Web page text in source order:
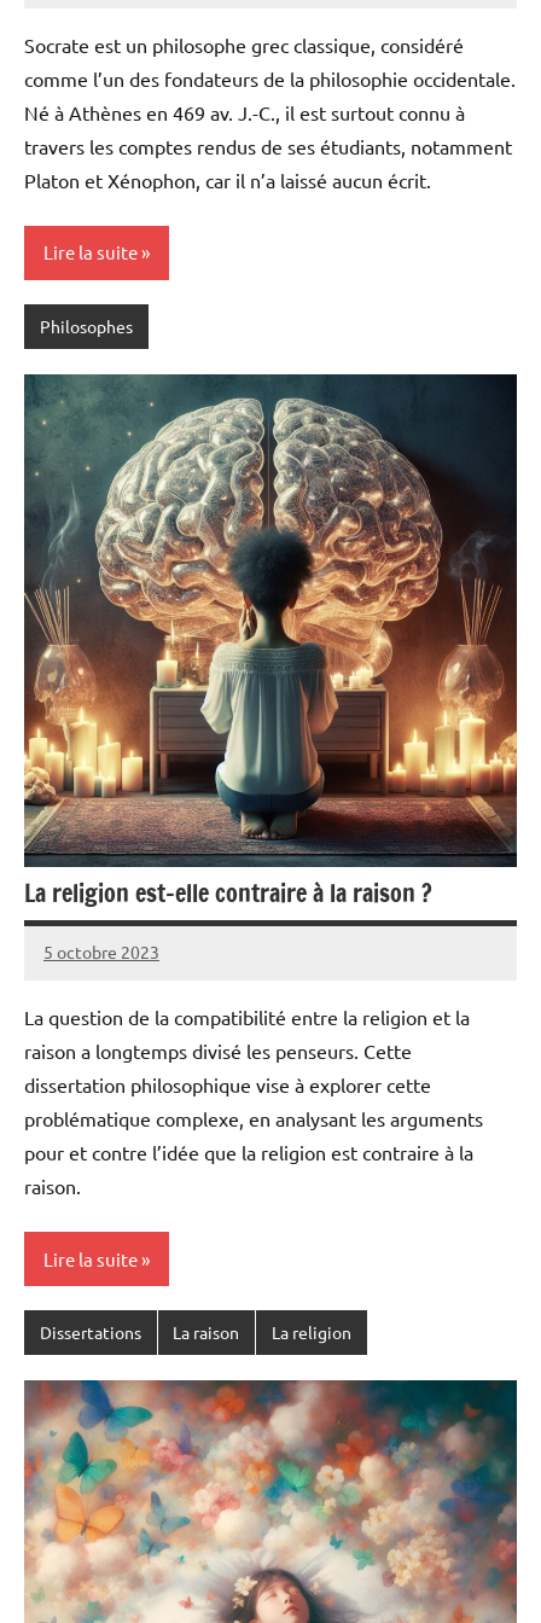
Socrate est un philosophe grec classique, considéré
comme l’un des fondateurs de la philosophie occidentale.
Né à Athènes en 469 av. J.-C., il est surtout connu à
travers les comptes rendus de ses étudiants, notamment
Platon et Xénophon, car il n’a laissé aucun écrit.
Lire la suite
Philosophes
La religion est-elle contraire à la raison ?
5 octobre 2023
Pierre
Aucun
La question de la compatibilité entre la religion et la
raison a longtemps divisé les penseurs. Cette
dissertation philosophique vise à explorer cette
problématique complexe, en analysant les arguments
pour et contre l’idée que la religion est contraire à la
raison.
Lire la suite
Dissertations La raison La religion